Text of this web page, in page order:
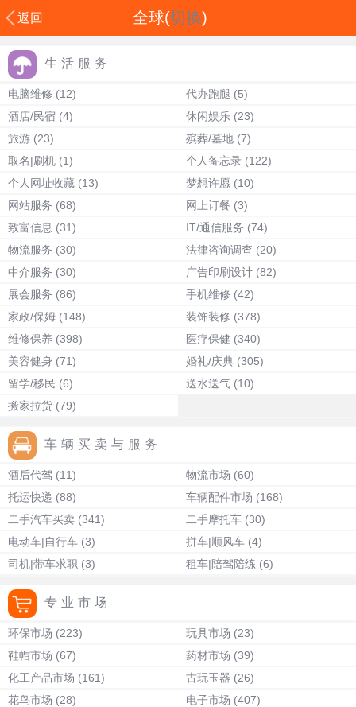
返回 全球(切换)
生活服务
电脑维修 (12) 代办跑腿 (5)
酒店/民宿 (4) 休闲娱乐 (23)
旅游 (23) 殡葬/墓地 (7)
取名|刷机 (1) 个人备忘录 (122)
个人网址收藏 (13) 梦想许愿 (10)
网站服务 (68) 网上订餐 (3)
致富信息 (31) IT/通信服务 (74)
物流服务 (30) 法律咨询调查 (20)
中介服务 (30) 广告印刷设计 (82)
展会服务 (86) 手机维修 (42)
家政/保姆 (148) 装饰装修 (378)
维修保养 (398) 医疗保健 (340)
美容健身 (71) 婚礼/庆典 (305)
留学/移民 (6) 送水送气 (10)
搬家拉货 (79)
车辆买卖与服务
酒后代驾 (11) 物流市场 (60)
托运快递 (88) 车辆配件市场 (168)
二手汽车买卖 (341) 二手摩托车 (30)
电动车|自行车 (3) 拼车|顺风车 (4)
司机|带车求职 (3) 租车|陪驾陪练 (6)
专业市场
环保市场 (223) 玩具市场 (23)
鞋帽市场 (67) 药材市场 (39)
化工产品市场 (161) 古玩玉器 (26)
花鸟市场 (28) 电子市场 (407)